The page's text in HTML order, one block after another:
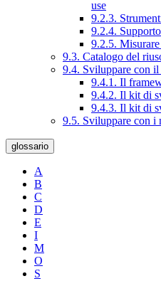
use
9.2.3.
9.2.4.
9.2.5.
9.3. Catalogo del
9.4. Sviluppare con il
9.4.1. Il
9.4.2. Il kit di
9.4.3. Il kit di
9.5. Sviluppare con i
glossario
A
B
C
D
E
I
M
O
S